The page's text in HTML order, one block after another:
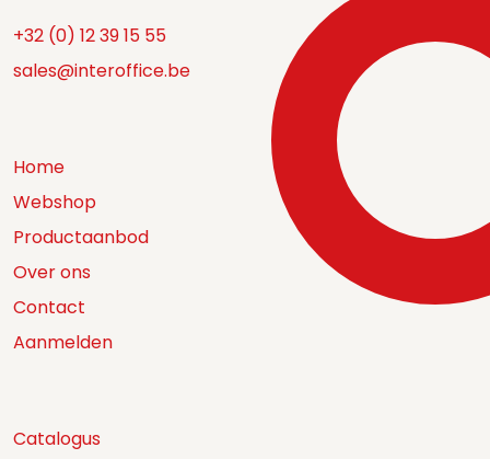
+32 (0) 12 39 15 55
sales@interoffice.be
Home
Webshop
Productaanbod
Over ons
Contact
Aanmelden
Catalogus